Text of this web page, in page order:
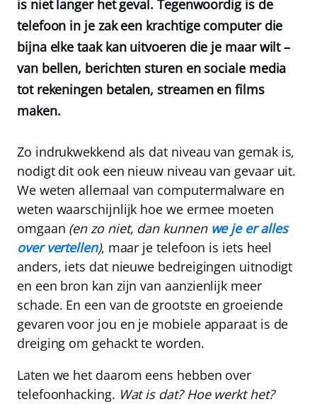
is niet langer het geval. Tegenwoordig is de
telefoon in je zak een krachtige computer die
bijna elke taak kan uitvoeren die je maar wilt –
van bellen, berichten sturen en sociale media
tot rekeningen betalen, streamen en films
maken.
Zo indrukwekkend als dat niveau van gemak is,
nodigt dit ook een nieuw niveau van gevaar uit.
We weten allemaal van computermalware en
weten waarschijnlijk hoe we ermee moeten
omgaan (en zo niet, dan kunnen we je er alles
over vertellen), maar je telefoon is iets heel
anders, iets dat nieuwe bedreigingen uitnodigt
en een bron kan zijn van aanzienlijk meer
schade. En een van de grootste en groeiende
gevaren voor jou en je mobiele apparaat is de
dreiging om gehackt te worden.
Laten we het daarom eens hebben over
telefoonhacking. Wat is dat? Hoe werkt het?